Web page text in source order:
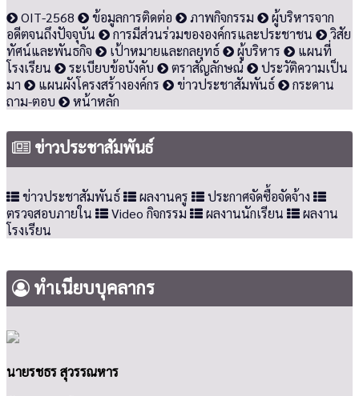
OIT-2568 ข้อมูลการติดต่อ ภาพกิจกรรม
ผู้บริหารจาก
อดีตจนถึงปัจจุบัน
การมีส่วนร่วมขององค์กรและประชาชน
วิสัย
ทัศน์และพันธกิจ
เป้าหมายและกลยุทธ์ ผู้บริหาร
แผนที่
โรงเรียน
ระเบียบข้อบังคับ ตราสัญลักษณ์
ประวัติความเป็น
มา
แผนผังโครงสร้างองค์กร ข่าวประชาสัมพันธ์
กระดาน
ถาม-ตอบ
หน้าหลัก
ข่าวประชาสัมพันธ์
ข่าวประชาสัมพันธ์ ผลงานครู
ประกาศจัดซื้อจัดจ้าง
ตรวจสอบภายใน
Video กิจกรรม ผลงานนักเรียน
ผลงาน
โรงเรียน
ทำเนียบบุคลากร
นายรชธร สุวรรณหาร